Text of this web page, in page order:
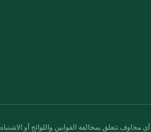
مخاوف تتعلق بمخالفة القوانين واللوائح أو